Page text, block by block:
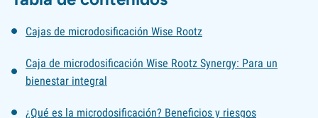
Cajas de microdosificación Wise Rootz
Caja de microdosificación Wise Rootz Synergy: Para un
bienestar integral
¿Qué es la microdosificación? Beneficios y riesgos